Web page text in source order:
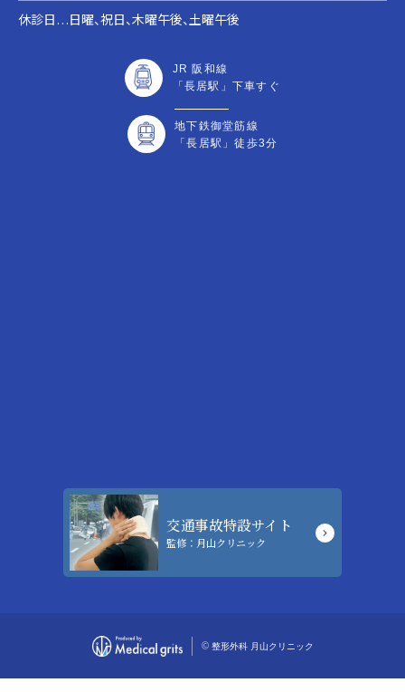
休診日 …日曜、祝日、木曜午後、土曜午後
JR 阪和線
「長居駅」下車すぐ
地下鉄御堂筋線
「長居駅」徒歩3分
交通事故特設サイト
監修：月山クリニック
©整形外科 月山クリニック